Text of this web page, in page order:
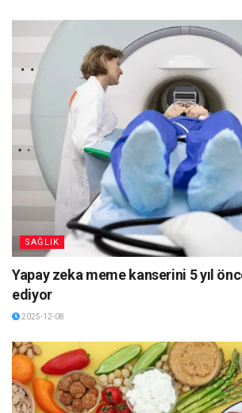
SAĞLIK
Yapay zeka meme kanserini 5 yıl
ediyor
2025-12-08